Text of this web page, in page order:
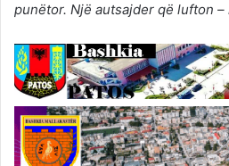
punëtor. Një autsajder që lufton –